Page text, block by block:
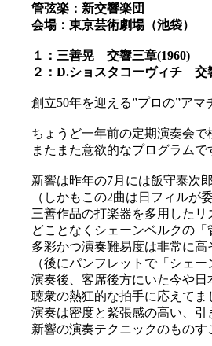
管弦楽：新交響楽団
会場：東京芸術劇場（池袋）
１：三善晃 交響三章(1960)
２：D.ショスタコーヴィチ 交
創立50年を迎える”プロの”ア
ちょうど一年前の定期演奏会
またまた意欲的なプログラム
新響は昨年の7月には飯守泰次
（しかもこの2曲は日フィルが
三善作品の打楽器を多用したリ
どことなくシェーンベルクの
多彩かつ演奏難易度は非常に高
（後にパンフレットで「シェ
演奏後、客席後方にいた今や日
聴衆の熱狂的な拍手に応えてま
演奏は密度と緊張感の高い、引
新響の演奏テクニックのものす